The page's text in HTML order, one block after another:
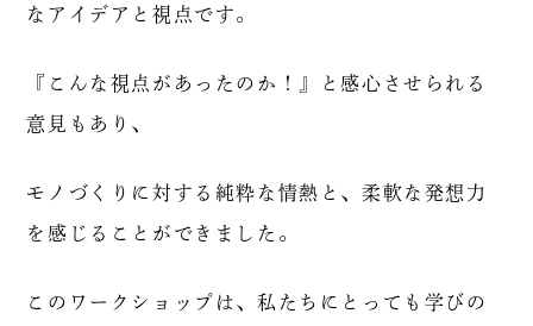
なアイデアと視点です。
『こんな視点があったのか！』と感心させられる
意見もあり、
モノづくりに対する純粋な情熱と、柔軟な発想力
を感じることができました。
このワークショップは、私たちにとっても学びの